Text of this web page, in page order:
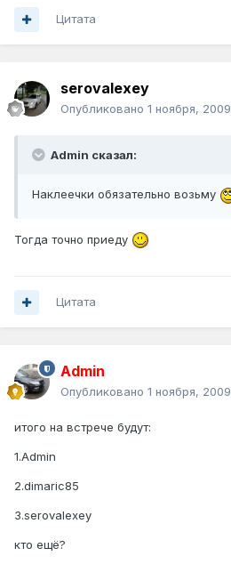
Цитата
serovalexey
Опубликовано 1 ноября, 2009
Admin сказал:
Наклеечки обязательно возьму
Тогда точно приеду
Цитата
Admin
Опубликовано 1 ноября, 2009
итого на встрече будут:
1.Admin
2.dimaric85
3.serovalexey
кто ещё?